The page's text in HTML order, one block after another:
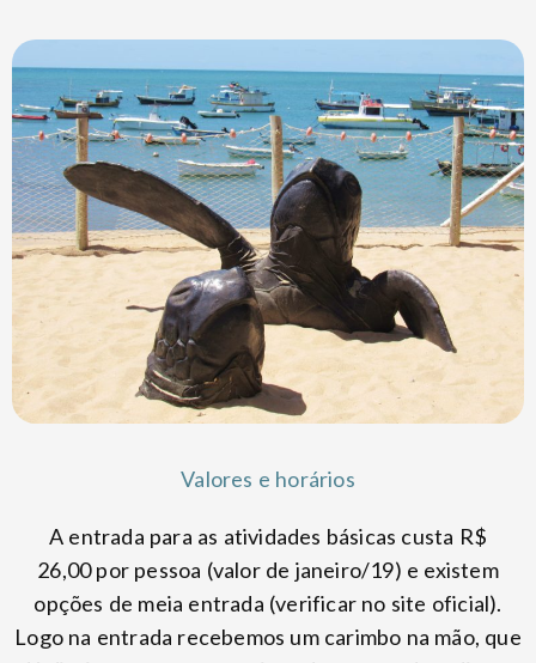
Valores e horários
A entrada para as atividades básicas custa R$
26,00 por pessoa (valor de janeiro/19) e existem
opções de meia entrada (verificar no site oficial).
Logo na entrada recebemos um carimbo na mão, que